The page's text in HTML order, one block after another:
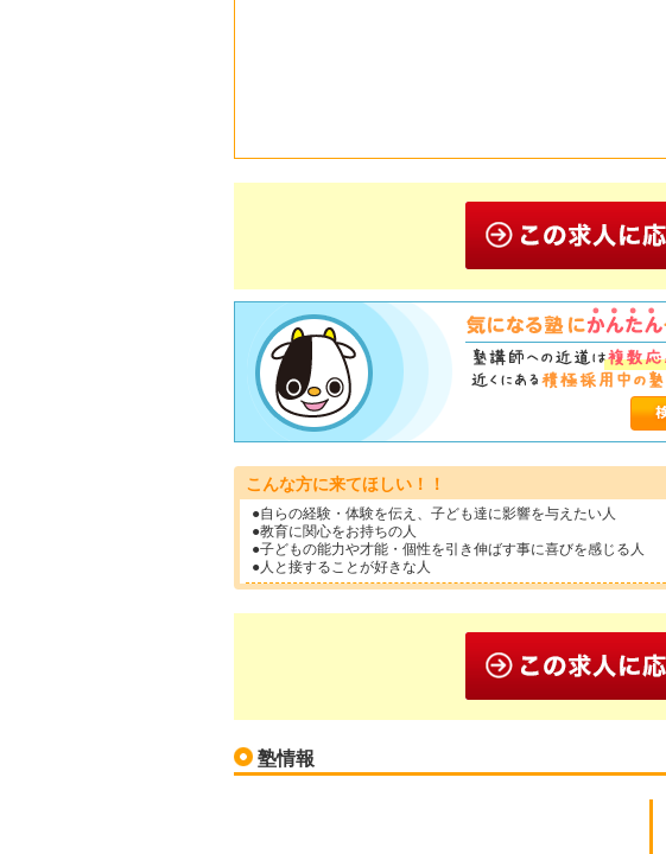
こんな方に来てほしい！！
●自らの経験・体験を伝え、子ども達に影響を与えたい人
●教育に関心をお持ちの人
●子どもの能力や才能・個性を引き伸ばす事に喜びを感じる人
●人と接することが好きな人
塾情報